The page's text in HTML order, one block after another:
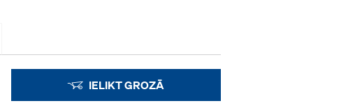
IELIKT GROZĀ